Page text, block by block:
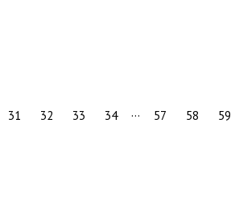
31 32 33 34 … 57 58 59